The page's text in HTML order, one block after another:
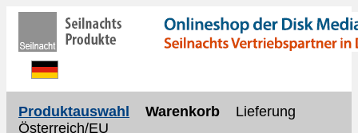
Produktauswahl Warenkorb Lieferung
Österreich/EU